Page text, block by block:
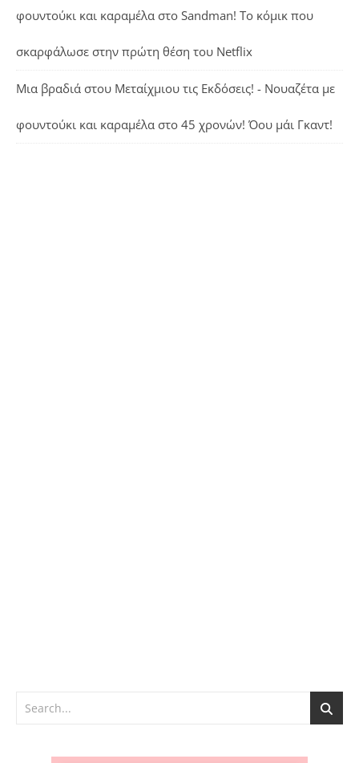
φουντούκι και καραμέλα στο Sandman! Το κόμικ που
σκαρφάλωσε στην πρώτη θέση του Netflix
Μια βραδιά στου Μεταίχμιου τις Εκδόσεις! - Νουαζέτα με
φουντούκι και καραμέλα στο 45 χρονών! Όου μάι Γκαντ!